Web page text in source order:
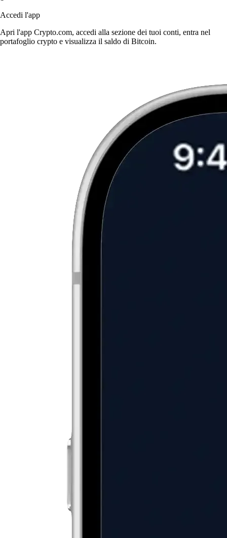
Accedi l'app
Apri l'app Crypto.com, accedi alla sezione dei tuoi conti, entra nel
portafoglio crypto e visualizza il saldo di Bitcoin.